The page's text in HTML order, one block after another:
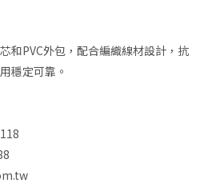
和PVC外包，配合編織線材設計，抗
穩定可靠。